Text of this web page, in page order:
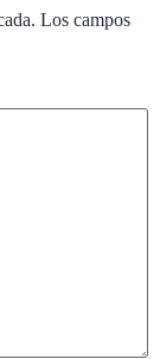
Los campos